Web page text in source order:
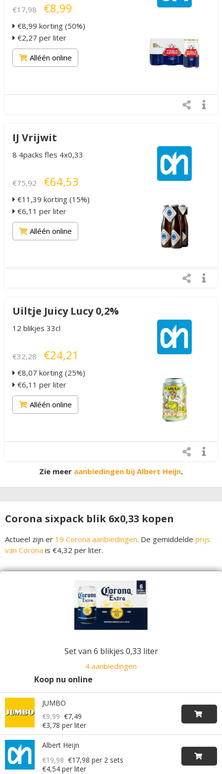
€17,98 €8,99
€8,99 korting (50%)
€2,27 per liter
Alléén online
IJ Vrijwit
8 4packs fles 4x0,33
€75,92 €64,53
€11,39 korting (15%)
€6,11 per liter
Alléén online
Uiltje Juicy Lucy 0,2%
12 blikjes 33cl
€32,28 €24,21
€8,07 korting (25%)
€6,11 per liter
Alléén online
Zie meer aanbiedingen bij Albert Heijn.
Corona sixpack blik 6x0,33 kopen
Actueel zijn er 19 Corona aanbiedingen. De gemiddelde prijs
van Corona is €4,32 per liter.
Set van 6 blikjes 0,33 liter
4 aanbiedingen
Koop nu online
JUMBO
€9,99 €7,49
€3,78 per liter
Albert Heijn
€19,98 €17,98 per 2 sets
€4,54 per liter